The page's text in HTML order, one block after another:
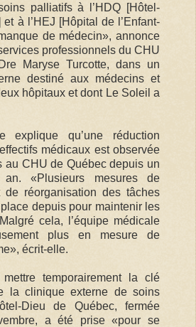
palliatifs à l’HDQ [Hôtel-
à l’HEJ [Hôpital de l’Enfant-
de médecin», annonce
professionnels du CHU
Maryse Turcotte, dans un
destiné aux médecins et
hôpitaux et dont Le Soleil a
explique qu’une réduction
médicaux est observée
au CHU de Québec depuis un
«Plusieurs mesures de
de réorganisation des tâches
depuis pour maintenir les
cela, l’équipe médicale
plus en mesure de
écrit-elle.
temporairement la clé
la clinique externe de soins
Dieu de Québec, fermée
a été prise «pour se